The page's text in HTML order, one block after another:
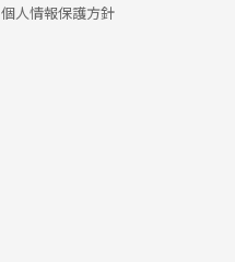
個人情報保護方針